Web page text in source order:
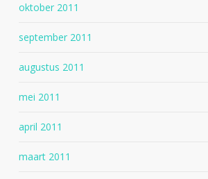
oktober 2011
september 2011
augustus 2011
mei 2011
april 2011
maart 2011